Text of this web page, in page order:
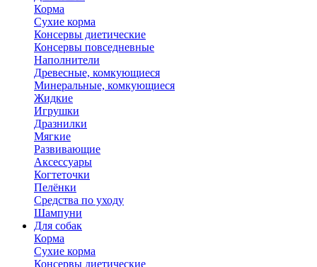
Корма
Сухие корма
Консервы диетические
Консервы повседневные
Наполнители
Древесные, комкующиеся
Минеральные, комкующиеся
Жидкие
Игрушки
Дразнилки
Мягкие
Развивающие
Аксессуары
Когтеточки
Пелёнки
Средства по уходу
Шампуни
Для собак
Корма
Сухие корма
Консервы диетические